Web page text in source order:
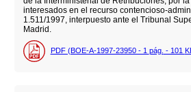
interesados en el recurso contencioso-
1.511/1997, interpuesto ante el Tribunal
Madrid.
PDF (BOE-A-1997-23950 - 1 pág. - 101